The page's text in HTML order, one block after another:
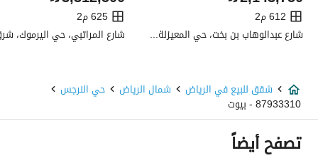
تفاصيل اضافية
عرض الشارع
0
رقم المخطط
2737
رقم صك الملكية
612 م2
شارع عبدالوهاب بن بخت، حي المعيزلة، شرق الرياض، الرياض
625 م2
شقق للبيع في الرياض شمال الرياض حي النرجس
87933310 - بيوت
تصفح أيضاً